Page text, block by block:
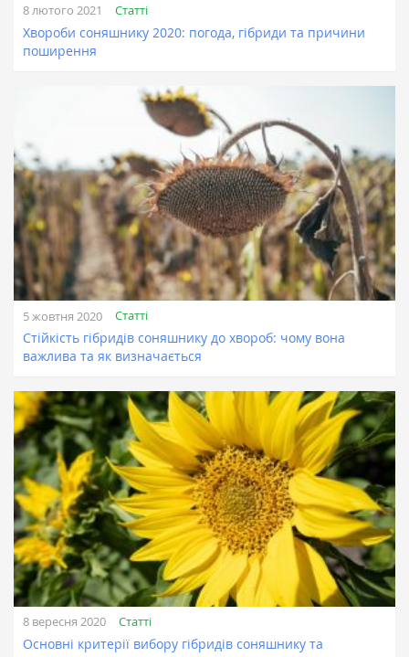
8 лютого 2021 Статті
Хвороби соняшнику 2020: погода, гібриди та причини
поширення
5 жовтня 2020 Статті
Стійкість гібридів соняшнику до хвороб: чому вона
важлива та як визначається
8 вересня 2020 Статті
Основні критерії вибору гібридів соняшнику та